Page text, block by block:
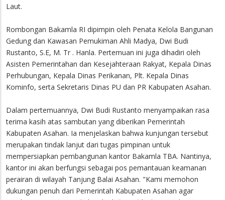
Laut.
Rombongan Bakamla RI dipimpin oleh Penata Kelola Bangunan
Gedung dan Kawasan Pemukiman Ahli Madya, Dwi Budi
Rustanto, S.E, M. Tr . Hanla. Pertemuan ini juga dihadiri oleh
Asisten Pemerintahan dan Kesejahteraan Rakyat, Kepala Dinas
Perhubungan, Kepala Dinas Perikanan, Plt. Kepala Dinas
Kominfo, serta Sekretaris Dinas PU dan PR Kabupaten Asahan.
Dalam pertemuannya, Dwi Budi Rustanto menyampaikan rasa
terima kasih atas sambutan yang diberikan Pemerintah
Kabupaten Asahan. Ia menjelaskan bahwa kunjungan tersebut
merupakan tindak lanjut dari tugas pimpinan untuk
mempersiapkan pembangunan kantor Bakamla TBA. Nantinya,
kantor ini akan berfungsi sebagai pos pemantauan keamanan
perairan di wilayah Tanjung Balai Asahan. "Kami memohon
dukungan penuh dari Pemerintah Kabupaten Asahan agar